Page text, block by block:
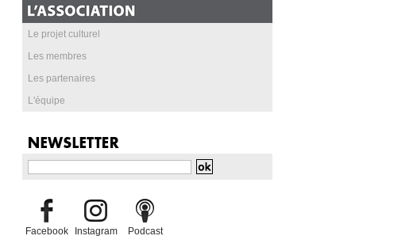
Le projet culturel
Les membres
Les partenaires
L'équipe
Facebook Instagram Podcast